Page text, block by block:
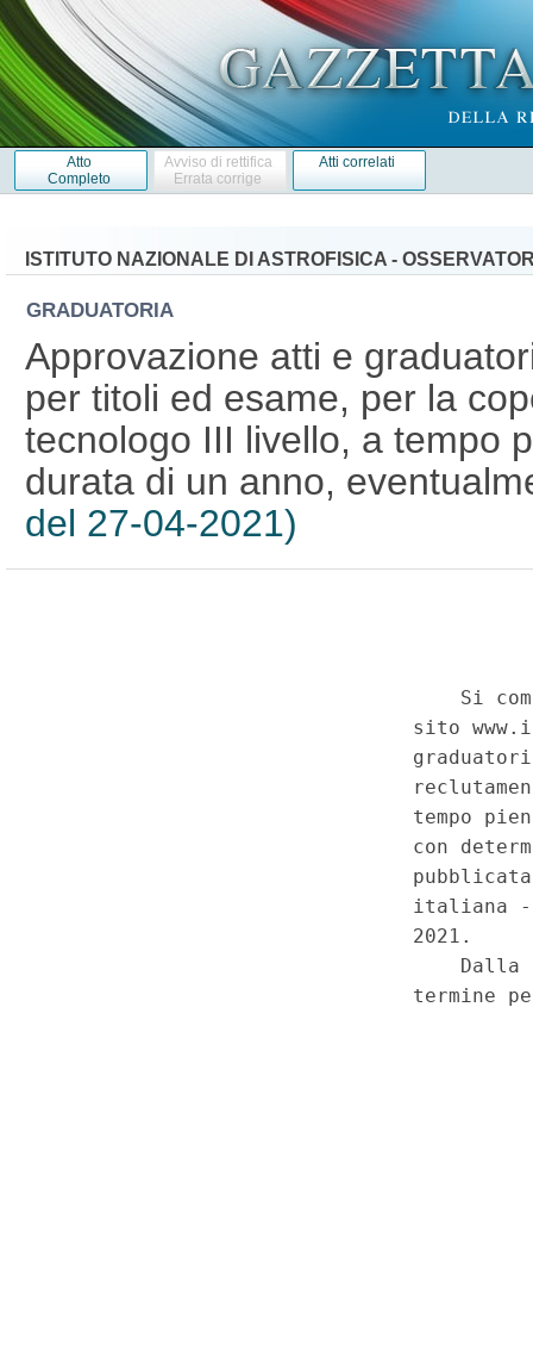
Atto
Completo
Avviso di rettifica
Errata corrige
Atti correlati
ISTITUTO NAZIONALE DI ASTROFISICA -
GRADUATORIA
Approvazione atti e
per titoli ed esame, per la
tecnologo III livello, a tempo
durata di un anno,
del 27-04-2021)